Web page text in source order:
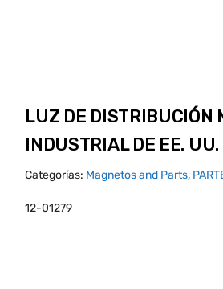
LUZ DE DISTRIBUCIÓN
INDUSTRIAL DE EE. UU.
Categorías: Magnetos and Parts,
12-01279